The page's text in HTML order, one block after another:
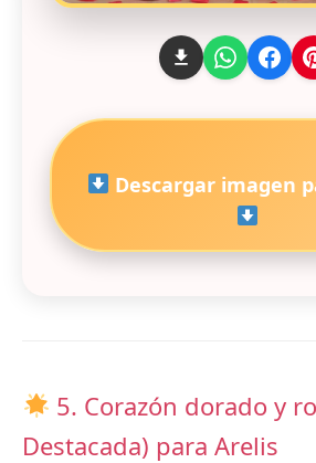
Descargar imagen
5. Corazón dorado y
Destacada) para Arelis